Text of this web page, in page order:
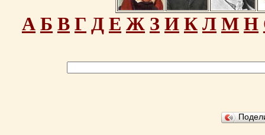
А Б В Г Д Е Ж З И К Л М Н